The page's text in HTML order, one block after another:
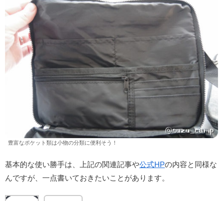
豊富なポケット類は小物の分類に便利そう！
基本的な使い勝手は、上記の関連記事や公式HPの内容と同様な
んですが、一点書いておきたいことがあります。